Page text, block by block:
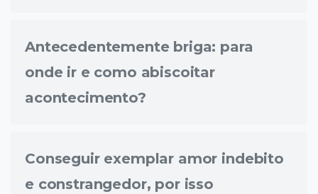
Antecedentemente briga: para
onde ir e como abiscoitar
acontecimento?
Conseguir exemplar amor indebito
e constrangedor, por isso